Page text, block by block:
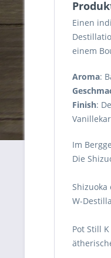
Einen
einem
Aroma:
Finish:
Im
Die
W-
Pot Still